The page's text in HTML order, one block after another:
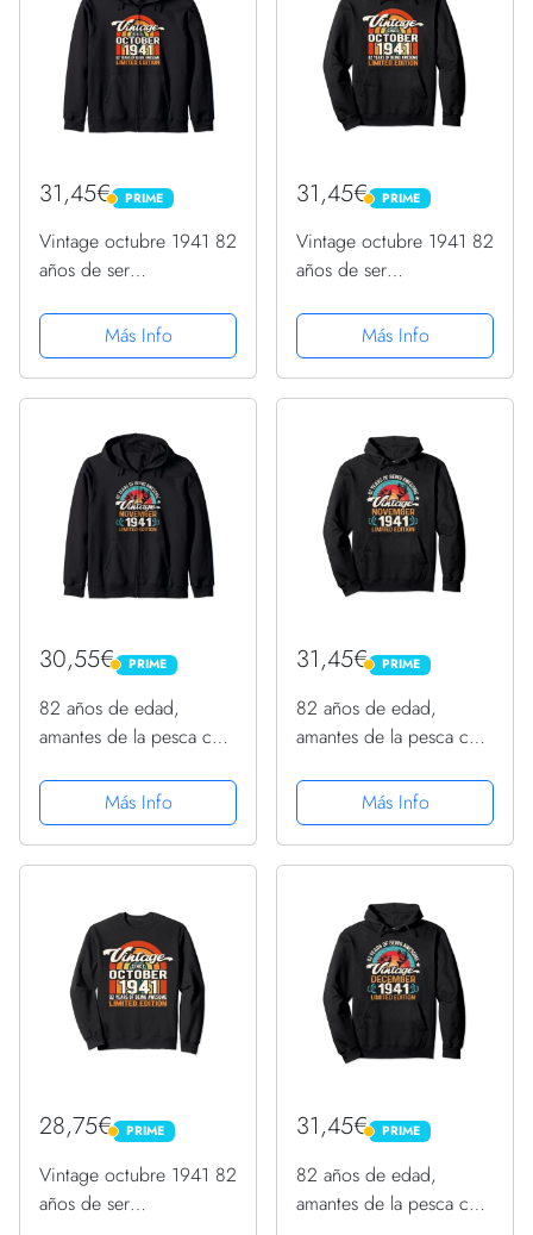
31,45€ PRIME
PRIME
Vintage octubre 1941 82
años de ser
cumpleaños 82
Sudadera con Capucha
Más Info
31,45€ PRIME
PRIME
Vintage octubre 1941 82
años de ser
cumpleaños 82
Sudadera con Capucha
Más Info
30,55€ PRIME
PRIME
82 años de edad,
amantes de la pesca con
1941 - cumpleaños 82
Sudadera con Capucha
Más Info
31,45€ PRIME
PRIME
82 años de edad,
amantes de la pesca con
1941 - cumpleaños 82
Sudadera con Capucha
Más Info
28,75€ PRIME
PRIME
Vintage octubre 1941 82
años de ser
31,45€ PRIME
PRIME
82 años de edad,
amantes de la pesca con